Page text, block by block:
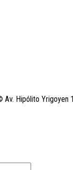
Av. Hipólito Yrigoyen